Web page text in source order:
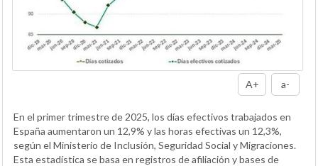
A+ a-
En el primer trimestre de 2025, los días efectivos trabajados en
España aumentaron un 12,9% y las horas efectivas un 12,3%,
según el Ministerio de Inclusión, Seguridad Social y Migraciones.
Esta estadística se basa en registros de afiliación y bases de